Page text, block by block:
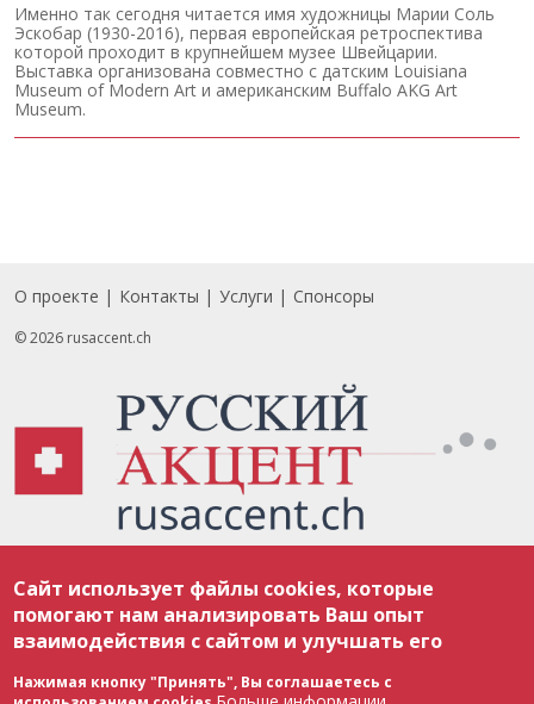
Именно так сегодня читается имя художницы Марии Соль
Эскобар (1930-2016), первая европейская ретроспектива
которой проходит в крупнейшем музее Швейцарии.
Выставка организована совместно с датским Louisiana
Museum of Modern Art и американским Buffalo AKG Art
Museum.
Footer
О проекте Контакты Услуги Спонсоры
© 2026 rusaccent.ch
соответствии с законодательством Швейцарии об авторском праве и
международными соглашениями. Полное или частичное использование
материалов возможно только с разрешения редакции. В случае полного
или частичного воспроизведения материалов сайта rusaccent.ch,
ОБЯЗАТЕЛЬНА АКТИВНАЯ ГИПЕРССЫЛКА на конкретный заимствованный
текст. Фотоизображения, размещенные редакцией rusaccent.ch, являются
ее исключительной собственностью. Полное или частичное
Сайт использует файлы cookies, которые
помогают нам анализировать Ваш опыт
взаимодействия с сайтом и улучшать его
Нажимая кнопку "Принять", Вы соглашаетесь с